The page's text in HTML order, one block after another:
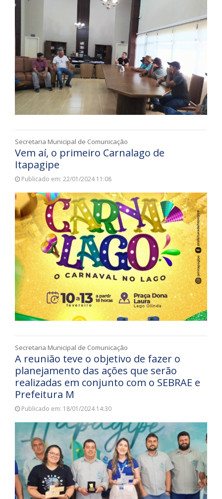
Secretaria Municipal de Comunicação
Vem aí, o primeiro Carnalago de
Itapagipe
Publicado em: 22/01/2024 11:08
Secretaria Municipal de Comunicação
A reunião teve o objetivo de fazer o
planejamento das ações que serão
realizadas em conjunto com o SEBRAE e
Prefeitura M
Publicado em: 18/01/2024 14:30